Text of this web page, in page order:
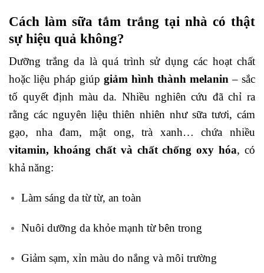
Cách làm sữa tắm trắng tại nhà có thật
sự hiệu quả không?
Dưỡng trắng da là quá trình sử dụng các hoạt chất
hoặc liệu pháp giúp giảm hình thành melanin – sắc
tố quyết định màu da. Nhiều nghiên cứu đã chỉ ra
rằng các nguyên liệu thiên nhiên như sữa tươi, cám
gạo, nha đam, mật ong, trà xanh… chứa nhiều
vitamin, khoáng chất và chất chống oxy hóa, có
khả năng:
Làm sáng da từ từ, an toàn
Nuôi dưỡng da khỏe mạnh từ bên trong
Giảm sạm, xỉn màu do nắng và môi trường